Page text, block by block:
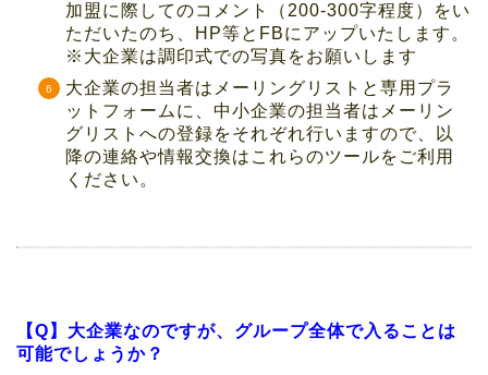
加盟に際してのコメント（200-300字程度）をい
ただいたのち、HP等とFBにアップいたします。
※大企業は調印式での写真をお願いします
大企業の担当者はメーリングリストと専用プラ
ットフォームに、中小企業の担当者はメーリン
グリストへの登録をそれぞれ行いますので、以
降の連絡や情報交換はこれらのツールをご利用
ください。
【Q】大企業なのですが、グループ全体で入ることは
可能でしょうか？